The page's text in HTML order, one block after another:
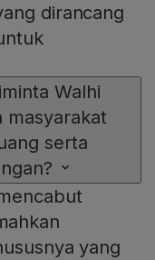
dirancang
Walhi
masyarakat
serta
yang